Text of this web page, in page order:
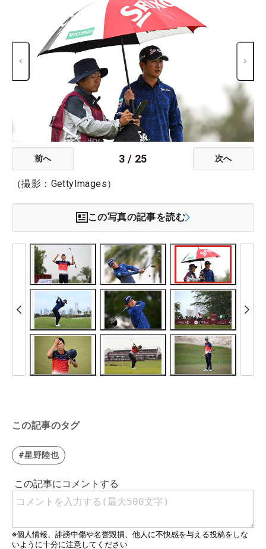
前へ 3 / 25 次へ
（撮影：GettyImages）
この写真の記事を読む
この記事のタグ
#星野陸也